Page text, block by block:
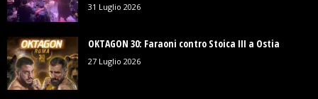
31 Luglio 2026
OKTAGON 30: Faraoni contro Stoica III a Ostia
27 Luglio 2026